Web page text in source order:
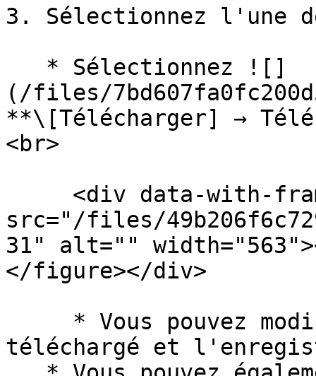
3. Sélectionnez l'une
(/files/
**\[Télécharger] →
<br>
src="/files/
31" alt=""
</figure></div>
téléchargé et